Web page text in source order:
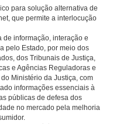
para solução alternativa de
que permite a interlocução
de informação, interação e
pelo Estado, por meio dos
dos Tribunais de Justiça,
e Agências Reguladoras e
Ministério da Justiça, com
informações essenciais à
públicas de defesa dos
no mercado pela melhoria